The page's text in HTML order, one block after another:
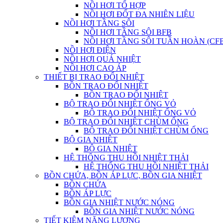
NỒI HƠI TỔ HỢP
NỒI HƠI ĐỐT ĐA NHIÊN LIỆU
NỒI HƠI TẦNG SÔI
NỒI HƠI TẦNG SÔI BFB
NỒI HƠI TẦNG SÔI TUẦN HOÀN
NỒI HƠI ĐIỆN
NỒI HƠI QUÁ NHIỆT
NỒI HƠI CAO ÁP
THIẾT BỊ TRAO ĐỔI NHIỆT
BỒN TRAO ĐỔI NHIỆT
BỒN TRAO ĐỔI NHIỆT
BỘ TRAO ĐỔI NHIỆT ỐNG VỎ
BỘ TRAO ĐỔI NHIỆT ỐNG VỎ
BỘ TRAO ĐỔI NHIỆT CHÙM ỐNG
BỘ TRAO ĐỔI NHIỆT CHÙM ỐNG
BỘ GIA NHIỆT
BỘ GIA NHIỆT
HỆ THỐNG THU HỒI NHIỆT THẢI
HỆ THỐNG THU HỒI NHIỆT THẢI
BỒN CHỨA, BỒN ÁP LỰC, BỒN GIA NHIỆT
BỒN CHỨA
BỒN ÁP LỰC
BỒN GIA NHIỆT NƯỚC NÓNG
BỒN GIA NHIỆT NƯỚC NÓNG
TIẾT KIỆM NĂNG LƯỢNG